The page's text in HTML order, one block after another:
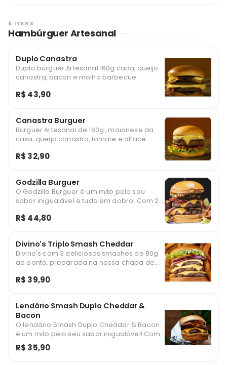
6 ITENS
Hambúrguer Artesanal
Duplo Canastra
Duplo burguer Artesanal 160g cada, queijo
canastra, bacon e molho barbecue.
R$ 43,90
Canastra Burguer
Burguer Artesanal de 160g , maionese da
casa, queijo canastra, tomate e alface.
R$ 32,90
Godzilla Burguer
O Godzilla Burguer é um mito pelo seu
sabor inigualável e tudo em dobro! Com 2
derretido, finas fatias de bacon crocante,
R$ 44,80
Divino's Triplo Smash Cheddar
Divino's com 3 deliciosos smashes de 80g
ao ponto, preparada na nossa chapa de
derretido, salada (picles, alface, tomate e
qual molho escolhido) no pão brioche
selado na manteiga.
R$ 39,90
Lendário Smash Duplo Cheddar &
Bacon
O lendário Smash Duplo Cheddar & Bacon
é um mito pelo seu sabor inigualável! Com
Smash duplo coberto com queijo cheddar
derretido, finas fatias de bacon crocante,
R$ 35,90